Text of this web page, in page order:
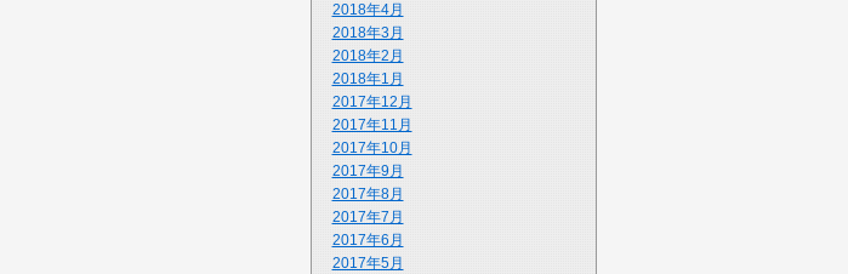
2018年4月
2018年3月
2018年2月
2018年1月
2017年12月
2017年11月
2017年10月
2017年9月
2017年8月
2017年7月
2017年6月
2017年5月